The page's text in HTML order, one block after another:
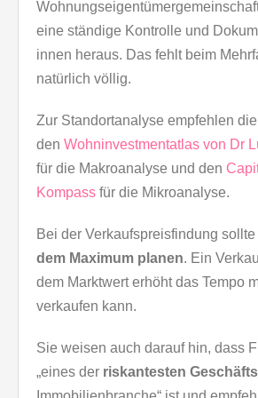
eine ständige Kontrolle und
innen heraus. Das fehlt beim
natürlich völlig.
Zur Standortanalyse empfehlen
den Wohninvestmentatlas von Dr
für die Makroanalyse und den
Kompass für die Mikroanalyse.
Bei der Verkaufspreisfindung sollte
dem Maximum planen. Ein
dem Marktwert erhöht das Tempo
verkaufen kann.
Sie weisen auch darauf hin, dass
„eines der riskantesten